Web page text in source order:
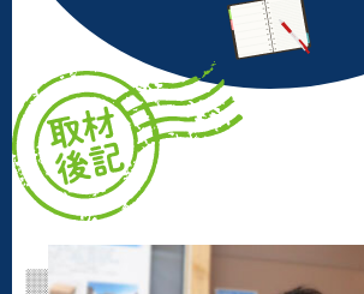
※４ 役物・・・屋根の役物は防水、端部の固
のため先端部や勾配の頂部にとりつける部品
（２０２５年４月取材）